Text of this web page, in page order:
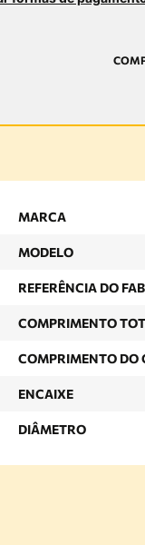
MARCA
MODELO
REFERÊNCIA DO
COMPRIMENTO
COMPRIMENTO DO
ENCAIXE
DIÂMETRO